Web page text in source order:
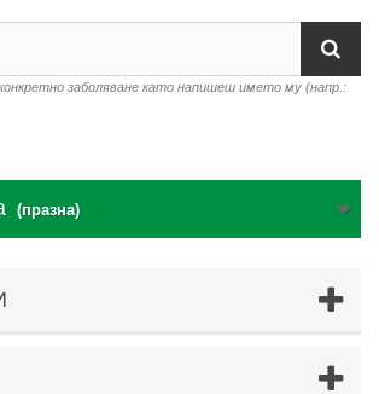
заболяване като напишеш името му (напр.:
(празна)